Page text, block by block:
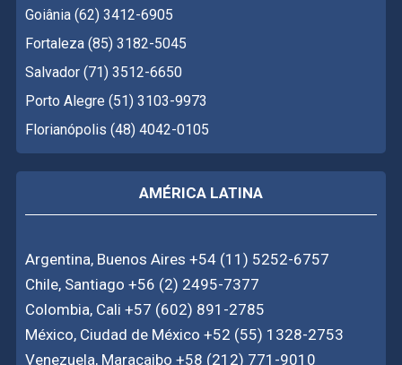
Goiânia (62) 3412-6905
Fortaleza (85) 3182-5045
Salvador (71) 3512-6650
Porto Alegre (51) 3103-9973
Florianópolis (48) 4042-0105
AMÉRICA LATINA
Argentina, Buenos Aires +54 (11) 5252-6757
Chile, Santiago +56 (2) 2495-7377
Colombia, Cali +57 (602) 891-2785
México, Ciudad de México +52 (55) 1328-2753
Venezuela, Maracaibo +58 (212) 771-9010